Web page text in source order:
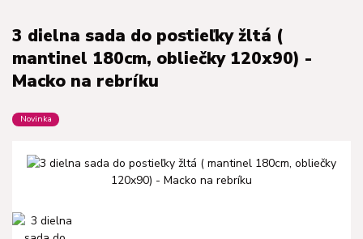
3 dielna sada do postieľky žltá (
mantinel 180cm, obliečky 120x90) -
Macko na rebríku
Novinka